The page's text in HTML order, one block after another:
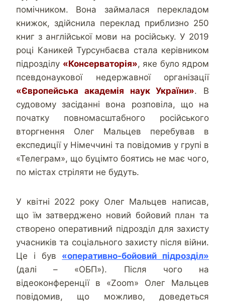
помічником. Вона займалася перекладом
книжок, здійснила переклад приблизно 250
книг з англійської мови на російську. У 2019
році Каникей Турсунбаєва стала керівником
підрозділу «Консерваторія», яке було ядром
псевдонаукової недержавної організації
«Європейська академія наук України». В
судовому засіданні вона розповіла, що на
початку повномасштабного російського
вторгнення Олег Мальцев перебував в
експедиції у Німеччині та повідомив у групі в
«Телеграм», що буцімто боятись не має чого,
по містах стріляти не будуть.
У квітні 2022 року Олег Мальцев написав,
що їм затверджено новий бойовий план та
створено оперативний підрозділ для захисту
учасників та соціального захисту після війни.
Це і був «оперативно-бойовий підрозділ»
(далі – «ОБП»). Після чого на
відеоконференції в «Zoom» Олег Мальцев
повідомив, що можливо, доведеться